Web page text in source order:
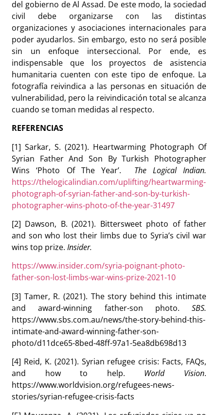
del gobierno de Al Assad. De este modo, la sociedad
civil debe organizarse con las distintas
organizaciones y asociaciones internacionales para
poder ayudarlos. Sin embargo, esto no será posible
sin un enfoque interseccional. Por ende, es
indispensable que los proyectos de asistencia
humanitaria cuenten con este tipo de enfoque. La
fotografía reivindica a las personas en situación de
vulnerabilidad, pero la reivindicación total se alcanza
cuando se toman medidas al respecto.
REFERENCIAS
[1] Sarkar, S. (2021). Heartwarming Photograph Of
Syrian Father And Son By Turkish Photographer
Wins ‘Photo Of The Year’. The Logical Indian.
https://thelogicalindian.com/uplifting/heartwarming-
photograph-of-syrian-father-and-son-by-turkish-
photographer-wins-photo-of-the-year-31497
[2] Dawson, B. (2021). Bittersweet photo of father
and son who lost their limbs due to Syria’s civil war
wins top prize. Insider.
https://www.insider.com/syria-poignant-photo-
father-son-lost-limbs-war-wins-prize-2021-10
[3] Tamer, R. (2021). The story behind this intimate
and award-winning father-son photo. SBS.
https://www.sbs.com.au/news/the-story-behind-this-
intimate-and-award-winning-father-son-
photo/d11dce65-8bed-48ff-97a1-5ea8db698d13
[4] Reid, K. (2021). Syrian refugee crisis: Facts, FAQs,
and how to help. World Vision.
https://www.worldvision.org/refugees-news-
stories/syrian-refugee-crisis-facts